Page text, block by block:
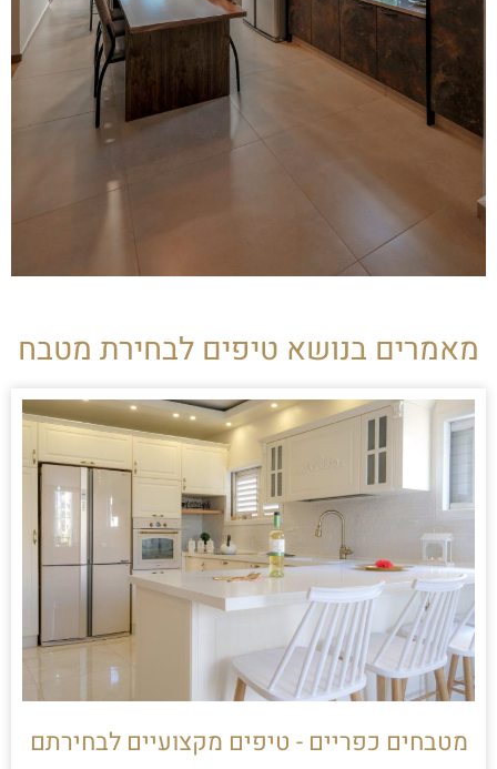
מאמרים בנושא טיפים לבחירת מטבח
מטבחים כפריים - טיפים מקצועיים לבחירתם